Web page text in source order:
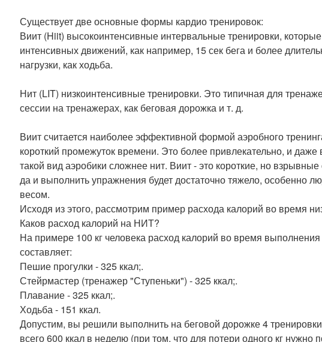
Существует две основные формы кардио тренировок:
Виит (Hiit) высокоинтенсивные интервальные тренировки,
интенсивных движений, как например, 15 сек бега и более
нагрузки, как ходьба.
Нит (LIT) низкоинтенсивные тренировки. Это типичная для
сессии на тренажерах, как беговая дорожка и т. д.
Виит считается наиболее эффективной формой аэробного
короткий промежуток времени. Это более привлекательно, и
такой вид аэробики сложнее нит. Виит - это короткие, но
да и выполнить упражнения будет достаточно тяжело, особенно
весом.
Исходя из этого, рассмотрим пример расхода калорий во время
Каков расход калорий на НИТ?
На примере 100 кг человека расход калорий во время
составляет:
Пешие прогулки - 325 ккал;.
Стейрмастер (тренажер "Ступеньки") - 325 ккал;.
Плавание - 325 ккал;.
Ходьба - 151 ккал.
Допустим, вы решили выполнить на беговой дорожке 4
всего 600 ккал в неделю (при том, что для потери одного кг